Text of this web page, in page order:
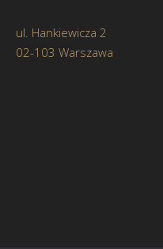
ul. Hankiewicza 2
02-103 Warszawa